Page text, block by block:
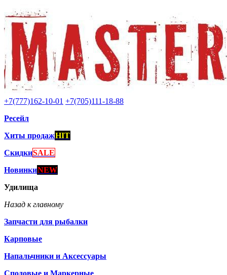
+7(777)162-10-01 +7(705)111-18-88
Ресейл
Хиты продажHIT
СкидкиSALE
НовинкиNEW
Удилища
Назад к главному
Запчасти для рыбалки
Карповые
Напальчники и Аксессуары
Сподовые и Маркерные